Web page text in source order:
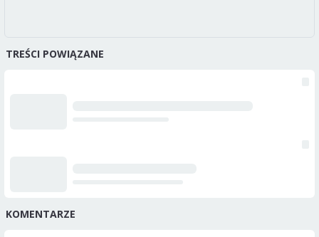
TREŚCI POWIĄZANE
KOMENTARZE